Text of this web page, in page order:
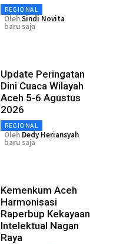
REGIONAL
OlehSindi Novita
baru saja
Update Peringatan
Dini Cuaca Wilayah
Aceh 5-6 Agustus
2026
REGIONAL
Oleh Dedy Heriansyah
baru saja
Kemenkum Aceh
Harmonisasi
Raperbup Kekayaan
Intelektual Nagan
Raya